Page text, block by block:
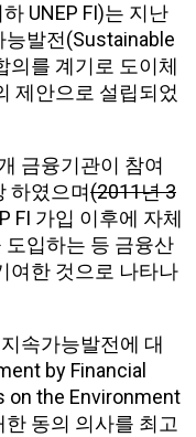
UNEP FI)는 지난
발전(Sustainable
의를 계기로 도이체
제안으로 설립되었
금융기관이 참여
하였으며(2011년3
FI 가입 이후에 자체
입하는 등 금융산
여한 것으로 나타나
속가능발전에 대
by Financial
the Environment
동의 의사를 최고